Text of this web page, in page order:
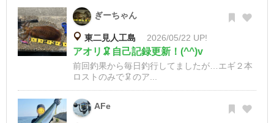
ぎーちゃん
東二見人工島 2026/05/22 UP!
アオリ🦑自己記録更新！(^^)v
前回釣果から毎日釣行してましたが…エギ２本
ロストのみで🦑のア...
AFe